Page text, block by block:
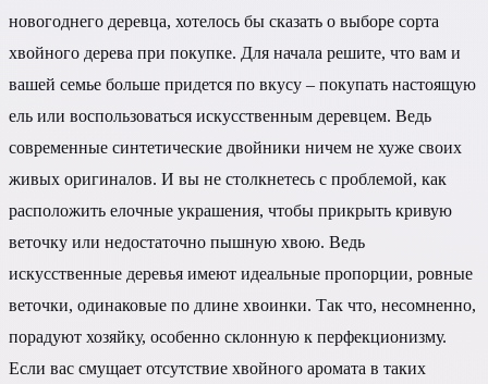
новогоднего деревца, хотелось бы сказать о выборе сорта
хвойного дерева при покупке. Для начала решите, что вам и
вашей семье больше придется по вкусу – покупать настоящую
ель или воспользоваться искусственным деревцем. Ведь
современные синтетические двойники ничем не хуже своих
живых оригиналов. И вы не столкнетесь с проблемой, как
расположить елочные украшения, чтобы прикрыть кривую
веточку или недостаточно пышную хвою. Ведь
искусственные деревья имеют идеальные пропорции, ровные
веточки, одинаковые по длине хвоинки. Так что, несомненно,
порадуют хозяйку, особенно склонную к перфекционизму.
Если вас смущает отсутствие хвойного аромата в таких